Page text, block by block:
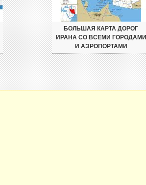
БОЛЬШАЯ КАРТА ДОРОГ
ИРАНА СО ВСЕМИ ГОРОДАМИ
И АЭРОПОРТАМИ